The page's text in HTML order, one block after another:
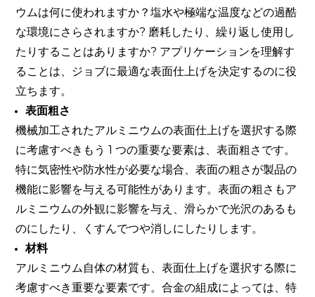
ウムは何に使われますか？塩水や極端な温度などの過酷
な環境にさらされますか? 磨耗したり、繰り返し使用し
たりすることはありますか? アプリケーションを理解す
ることは、ジョブに最適な表面仕上げを決定するのに役
立ちます。
表面粗さ
機械加工されたアルミニウムの表面仕上げを選択する際
に考慮すべきもう 1 つの重要な要素は、表面粗さです。
特に気密性や防水性が必要な場合、表面の粗さが製品の
機能に影響を与える可能性があります。表面の粗さもア
ルミニウムの外観に影響を与え、滑らかで光沢のあるも
のにしたり、くすんでつや消しにしたりします。
材料
アルミニウム自体の材質も、表面仕上げを選択する際に
考慮すべき重要な要素です。合金の組成によっては、特